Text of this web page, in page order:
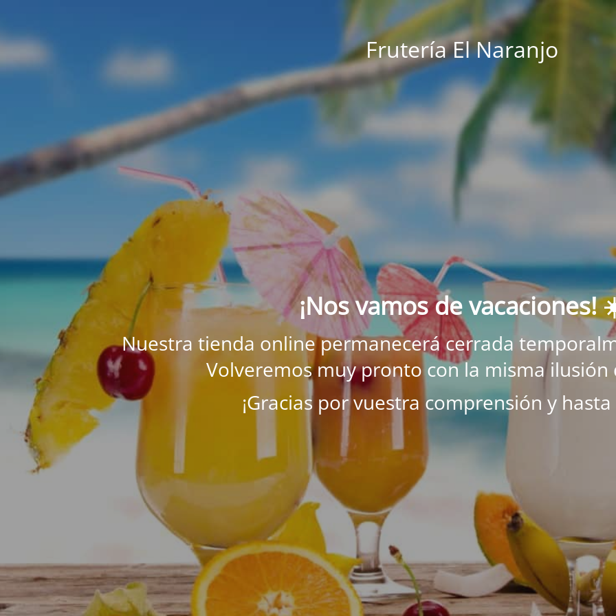
Frutería El Naranjo
¡Nos vamos de vacaciones!
Nuestra tienda online permanecerá cerrada
Volveremos muy pronto con la misma ilusión
¡Gracias por vuestra comprensión y